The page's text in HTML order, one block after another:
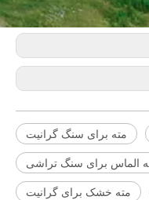
مته برای سنگ گرانیت
الماس برای سنگ تراشی
مته خشک برای گرانیت